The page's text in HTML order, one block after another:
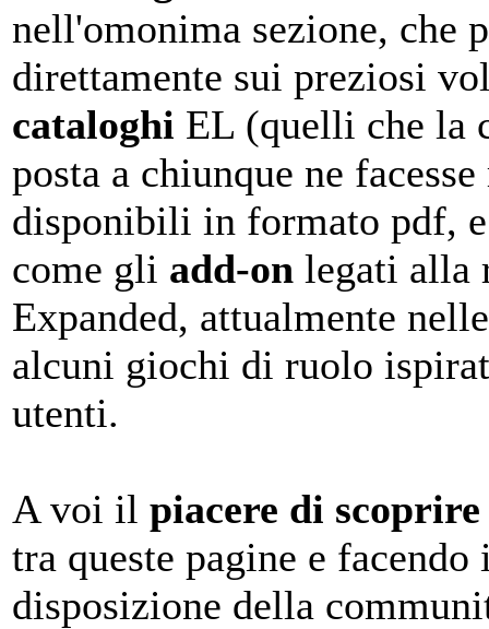
nell'omonima sezione, che
direttamente sui preziosi
cataloghi EL (quelli che la
posta a chiunque ne
disponibili in formato pdf,
come gli add-on legati alla
Expanded, attualmente
alcuni giochi di ruolo
utenti.
A voi il piacere di scoprire
tra queste pagine e
disposizione della